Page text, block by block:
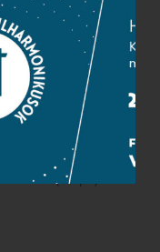
u. 1. (Müpa)